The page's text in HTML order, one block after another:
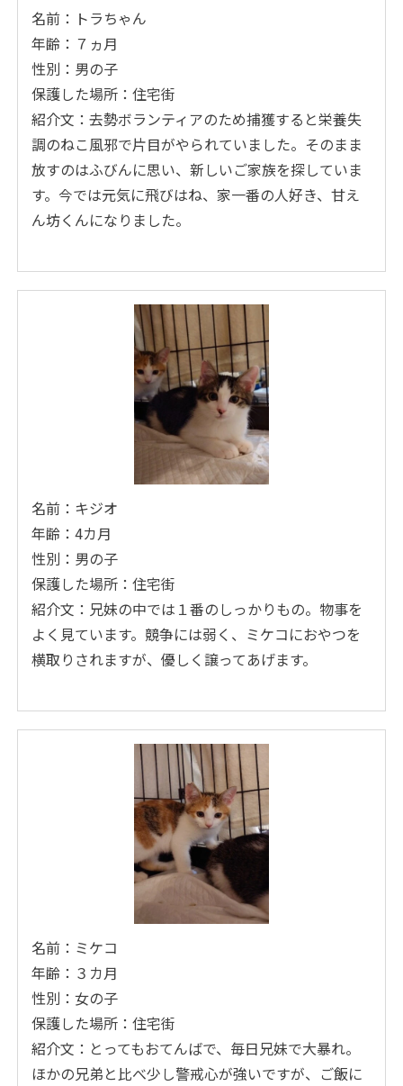
名前：トラちゃん
年齢：７ヵ月
性別：男の子
保護した場所：住宅街
紹介文：去勢ボランティアのため捕獲すると栄養失
調のねこ風邪で片目がやられていました。そのまま
放すのはふびんに思い、新しいご家族を探していま
す。今では元気に飛びはね、家一番の人好き、甘え
ん坊くんになりました。
名前：キジオ
年齢：4カ月
性別：男の子
保護した場所：住宅街
紹介文：兄妹の中では１番のしっかりもの。物事を
よく見ています。競争には弱く、ミケコにおやつを
横取りされますが、優しく譲ってあげます。
名前：ミケコ
年齢：３カ月
性別：女の子
保護した場所：住宅街
紹介文：とってもおてんばで、毎日兄妹で大暴れ。
ほかの兄弟と比べ少し警戒心が強いですが、ご飯に